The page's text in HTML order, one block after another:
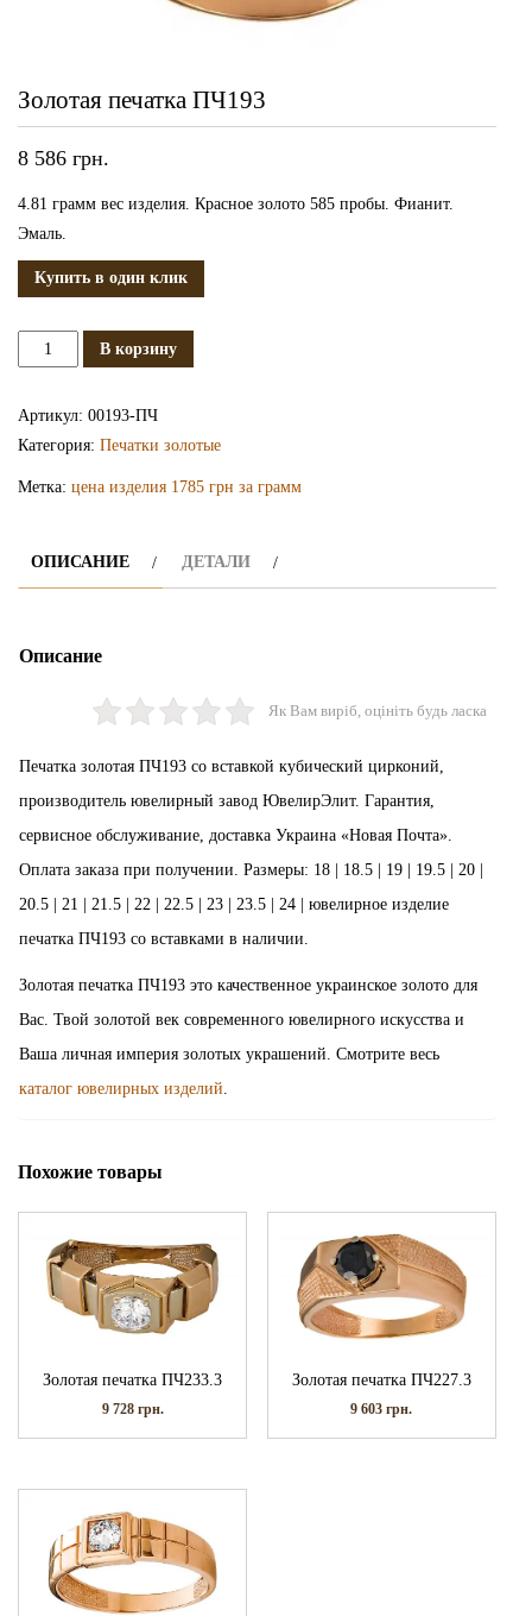
Золотая печатка ПЧ193
8 586 грн.
4.81 грамм вес изделия. Красное золото 585 пробы. Фианит.
Эмаль.
Купить в один клик
КоличествоВ корзину
Артикул: 00193-ПЧ
Категория: Печатки золотые
Метка: цена изделия 1785 грн за грамм
ОПИСАНИЕ ДЕТАЛИ
Описание
Як Вам виріб, оцініть будь ласка
Печатка золотая ПЧ193 со вставкой кубический цирконий,
производитель ювелирный завод ЮвелирЭлит. Гарантия,
сервисное обслуживание, доставка Украина «Новая Почта».
Оплата заказа при получении. Размеры: 18 | 18.5 | 19 | 19.5 | 20 |
20.5 | 21 | 21.5 | 22 | 22.5 | 23 | 23.5 | 24 | ювелирное изделие
печатка ПЧ193 со вставками в наличии.
Золотая печатка ПЧ193 это качественное украинское золото для
Вас. Твой золотой век современного ювелирного искусства и
Ваша личная империя золотых украшений. Смотрите весь
каталог ювелирных изделий
Похожие товары
Золотая печатка ПЧ233.3
9 728 грн.
Золотая печатка ПЧ227.3
9 603грн.